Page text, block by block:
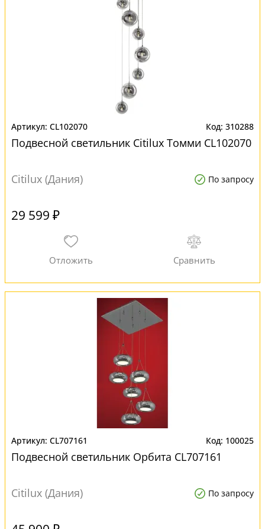
CL102070 310288
Подвесной светильник Citilux Томми CL102070
Citilux (Дания) По запросу
29 599 ₽
CL707161 100025
Подвесной светильник Орбита CL707161
Citilux (Дания) По запросу